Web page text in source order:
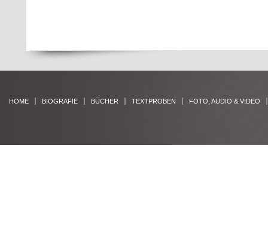
HOME BIOGRAFIE BÜCHER TEXTPROBEN FOTO, AUDIO & VIDEO